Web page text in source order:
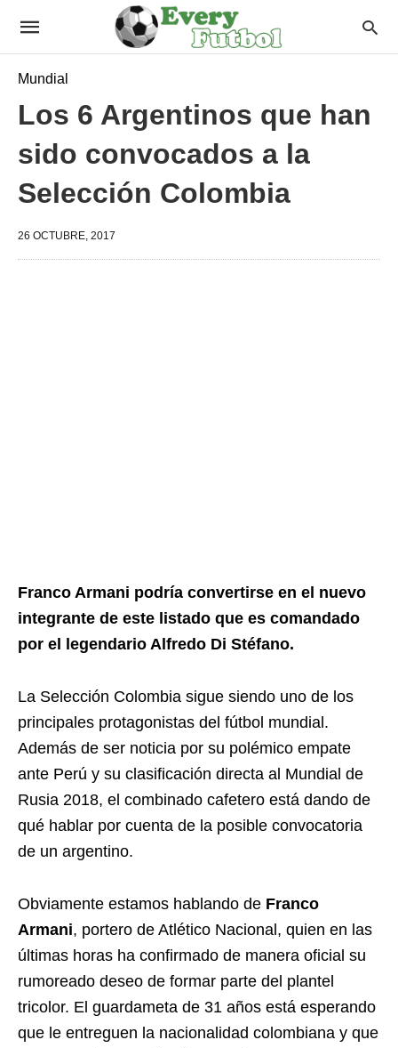
Mundial
Los 6 Argentinos que han
sido convocados a la
Selección Colombia
26 OCTUBRE, 2017
Franco Armani podría convertirse en el nuevo
integrante de este listado que es comandado
por el legendario Alfredo Di Stéfano.
La Selección Colombia sigue siendo uno de los
principales protagonistas del fútbol mundial.
Además de ser noticia por su polémico empate
ante Perú y su clasificación directa al Mundial de
Rusia 2018, el combinado cafetero está dando de
qué hablar por cuenta de la posible convocatoria
de un argentino.
Obviamente estamos hablando de Franco
Armani, portero de Atlético Nacional, quien en las
últimas horas ha confirmado de manera oficial su
rumoreado deseo de formar parte del plantel
tricolor. El guardameta de 31 años está esperando
que le entreguen la nacionalidad colombiana y que